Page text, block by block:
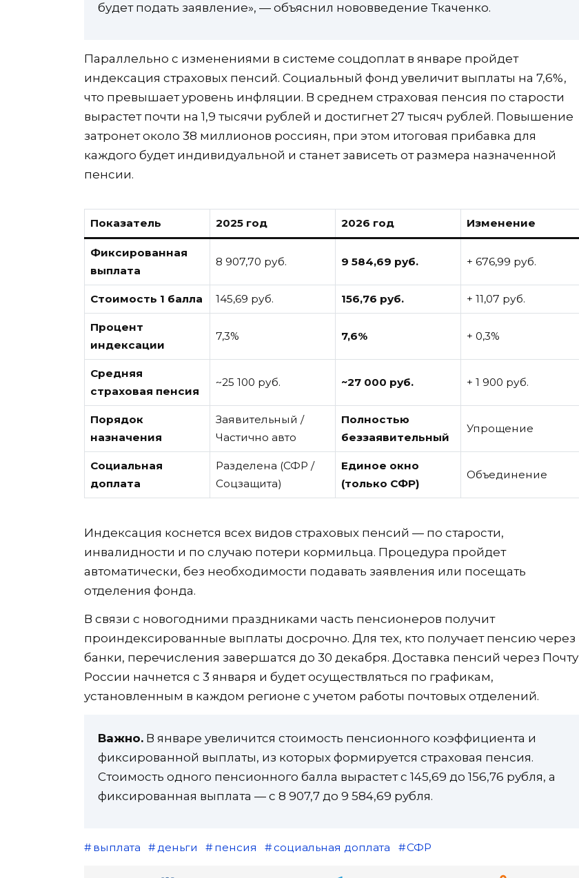
будет подать заявление», — объяснил нововведение Ткаченко.
Параллельно с изменениями в системе соцдоплат в январе пройдет
индексация страховых пенсий. Социальный фонд увеличит выплаты на 7,6%,
что превышает уровень инфляции. В среднем страховая пенсия по старости
вырастет почти на 1,9 тысячи рублей и достигнет 27 тысяч рублей. Повышение
затронет около 38 миллионов россиян, при этом итоговая прибавка для
каждого будет индивидуальной и станет зависеть от размера назначенной
пенсии.
Показатель 2025 год 2026 год Изменение
Фиксированная
выплата
8 907,70 руб. 9 584,69 руб. + 676,99 руб.
Стоимость 1 балла 145,69 руб. 156,76 руб. + 11,07 руб.
Процент
индексации
7,3% 7,6% + 0,3%
Средняя
страховая пенсия
~25 100 руб. ~27 000 руб. + 1 900 руб.
Порядок
назначения
Заявительный /
Частично авто
Полностью
беззаявительный
Упрощение
Социальная
доплата
Разделена (СФР /
Соцзащита)
Единое окно
(только СФР)
Объединение
Индексация коснется всех видов страховых пенсий — по старости,
инвалидности и по случаю потери кормильца. Процедура пройдет
автоматически, без необходимости подавать заявления или посещать
отделения фонда.
В связи с новогодними праздниками часть пенсионеров получит
проиндексированные выплаты досрочно. Для тех, кто получает пенсию через
банки, перечисления завершатся до 30 декабря. Доставка пенсий через Почту
России начнется с 3 января и будет осуществляться по графикам,
установленным в каждом регионе с учетом работы почтовых отделений.
Важно. В январе увеличится стоимость пенсионного коэффициента и
фиксированной выплаты, из которых формируется страховая пенсия.
Стоимость одного пенсионного балла вырастет с 145,69 до 156,76 рубля, а
фиксированная выплата — с 8 907,7 до 9 584,69 рубля.
выплата деньги пенсия социальная доплата СФР